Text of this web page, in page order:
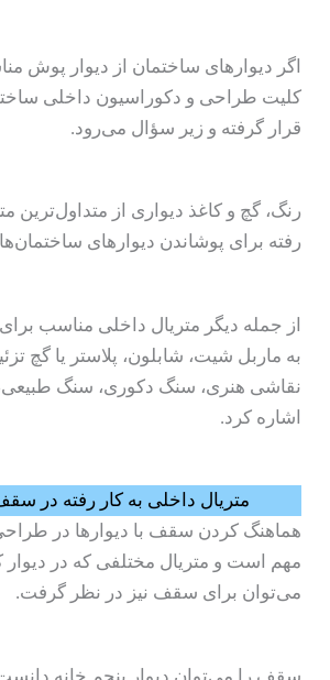
اگر دیوارهای ساختمان از دیوار پوش
کلیت طراحی و دکوراسیون داخلی
قرار گرفته و زیر سؤال می‌رود.
رنگ، گچ و کاغذ دیواری از متداول‌ترین
رفته برای پوشاندن دیوارهای
از جمله دیگر متریال داخلی مناسب
به ماربل شیت، شابلون، پلاستر یا گچ
نقاشی هنری، سنگ دکوری، سنگ
اشاره کرد.
متریال داخلی به کار رفته در
هماهنگ کردن سقف با دیوارها در
مهم است و متریال مختلفی که در دیوار
می‌توان برای سقف نیز در نظر گرفت.